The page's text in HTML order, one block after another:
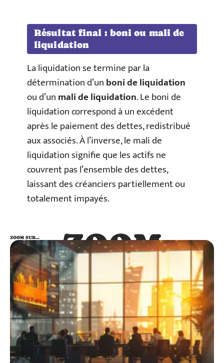
Résultat final : boni ou mali de
liquidation
La liquidation se termine par la
détermination d’unboni de liquidation
ou d’unmali de liquidation. Le boni de
liquidation correspond à un excédent
après le paiement des dettes, redistribué
aux associés. À l’inverse, le mali de
liquidation signifie que les actifs ne
couvrent pas l’ensemble des dettes,
laissant des créanciers partiellement ou
totalement impayés.
ZOOM
SUR…
ZOOM SUR…